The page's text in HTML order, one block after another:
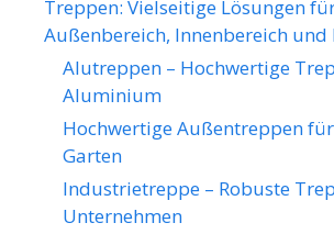
Treppen: Vielseitige Lösungen
Außenbereich, Innenbereich
Alutreppen – Hochwertige
Aluminium
Hochwertige Außentreppen
Garten
Industrietreppe – Robuste
Unternehmen